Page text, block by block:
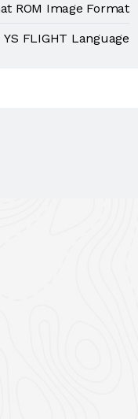
ROM Image Format
YS FLIGHT Language